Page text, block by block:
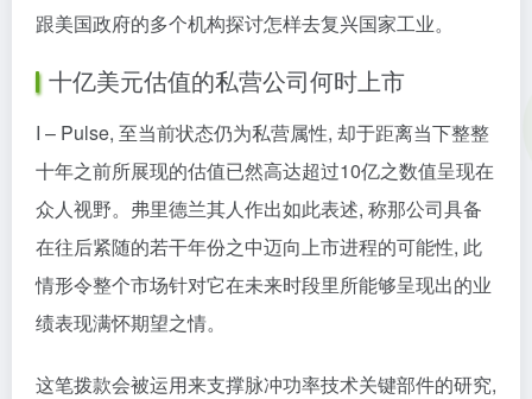
跟美国政府的多个机构探讨怎样去复兴国家工业。
十亿美元估值的私营公司何时上市
I – Pulse, 至当前状态仍为私营属性, 却于距离当下整整
十年之前所展现的估值已然高达超过10亿之数值呈现在
众人视野。弗里德兰其人作出如此表述, 称那公司具备
在往后紧随的若干年份之中迈向上市进程的可能性, 此
情形令整个市场针对它在未来时段里所能够呈现出的业
绩表现满怀期望之情。
这笔拨款会被运用来支撑脉冲功率技术关键部件的研究,